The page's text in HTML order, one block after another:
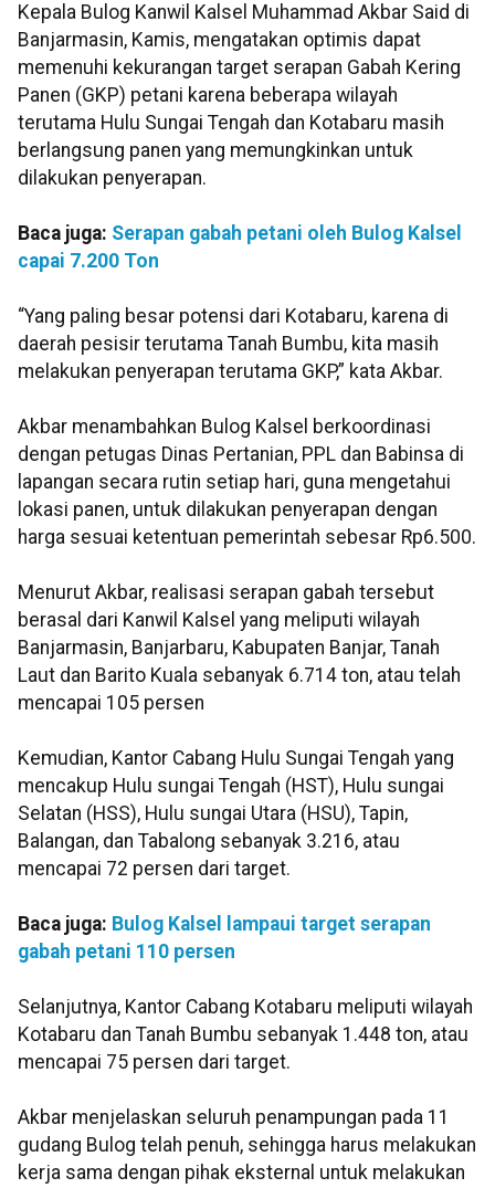
Kepala Bulog Kanwil Kalsel Muhammad Akbar Said di
Banjarmasin, Kamis, mengatakan optimis dapat
memenuhi kekurangan target serapan Gabah Kering
Panen (GKP) petani karena beberapa wilayah
terutama Hulu Sungai Tengah dan Kotabaru masih
berlangsung panen yang memungkinkan untuk
dilakukan penyerapan.
Baca juga: Serapan gabah petani oleh Bulog Kalsel
capai 7.200 Ton
“Yang paling besar potensi dari Kotabaru, karena di
daerah pesisir terutama Tanah Bumbu, kita masih
melakukan penyerapan terutama GKP,” kata Akbar.
Akbar menambahkan Bulog Kalsel berkoordinasi
dengan petugas Dinas Pertanian, PPL dan Babinsa di
lapangan secara rutin setiap hari, guna mengetahui
lokasi panen, untuk dilakukan penyerapan dengan
harga sesuai ketentuan pemerintah sebesar Rp6.500.
Menurut Akbar, realisasi serapan gabah tersebut
berasal dari Kanwil Kalsel yang meliputi wilayah
Banjarmasin, Banjarbaru, Kabupaten Banjar, Tanah
Laut dan Barito Kuala sebanyak 6.714 ton, atau telah
mencapai 105 persen
Kemudian, Kantor Cabang Hulu Sungai Tengah yang
mencakup Hulu sungai Tengah (HST), Hulu sungai
Selatan (HSS), Hulu sungai Utara (HSU), Tapin,
Balangan, dan Tabalong sebanyak 3.216, atau
mencapai 72 persen dari target.
Baca juga: Bulog Kalsel lampaui target serapan
gabah petani 110 persen
Selanjutnya, Kantor Cabang Kotabaru meliputi wilayah
Kotabaru dan Tanah Bumbu sebanyak 1.448 ton, atau
mencapai 75 persen dari target.
Akbar menjelaskan seluruh penampungan pada 11
gudang Bulog telah penuh, sehingga harus melakukan
kerja sama dengan pihak eksternal untuk melakukan